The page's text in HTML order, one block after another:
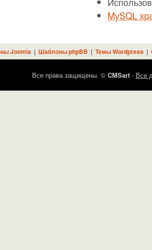
MySQL
Joomla | Шаблоны phpBB | Темы Wordpress|
Все права защищены. © CMSart- Все